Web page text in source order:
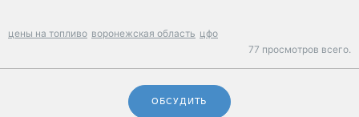
цены на топливо воронежская область цфо
77 просмотров всего.
ОБСУДИТЬ